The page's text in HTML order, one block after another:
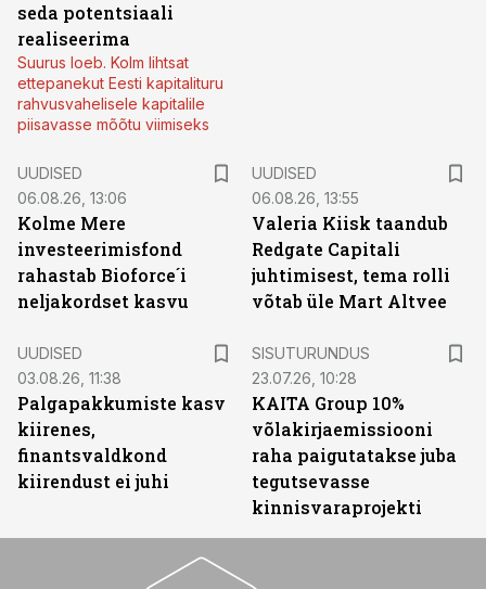
seda potentsiaali
realiseerima
Suurus loeb. Kolm lihtsat
ettepanekut Eesti kapitalituru
rahvusvahelisele kapitalile
piisavasse mõõtu viimiseks
UUDISED
06.08.26, 13:06
Kolme Mere
investeerimisfond
rahastab Bioforce´i
neljakordset kasvu
UUDISED
06.08.26, 13:55
Valeria Kiisk taandub
Redgate Capitali
juhtimisest, tema rolli
võtab üle Mart Altvee
UUDISED
03.08.26, 11:38
Palgapakkumiste kasv
kiirenes,
finantsvaldkond
kiirendust ei juhi
SISUTURUNDUS
23.07.26, 10:28
KAITA Group 10%
võlakirjaemissiooni
raha paigutatakse juba
tegutsevasse
kinnisvaraprojekti